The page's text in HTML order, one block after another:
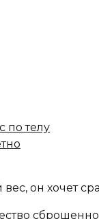
по телу
он хочет